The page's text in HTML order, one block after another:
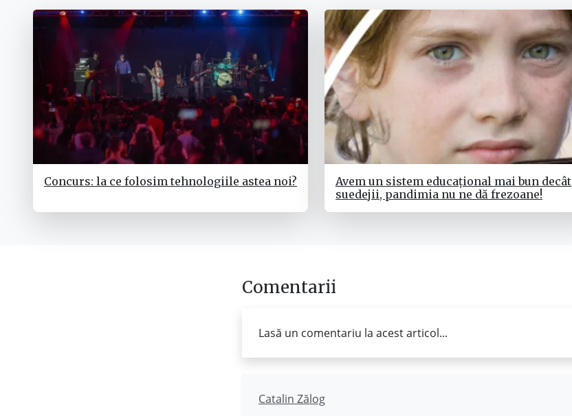
Concurs: la ce folosim tehnologiile astea noi?
Avem un sistem educațional mai bun decât
suedejii, pandimia nu ne dă frezoane!
Comentarii
Lasă un comentariu la acest articol...
Catalin Zălog